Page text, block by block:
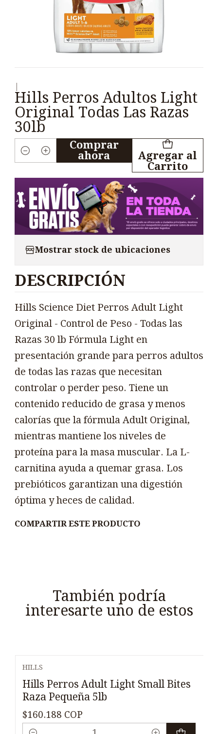
Hills Perros Adultos Light
Original Todas Las Razas
30lb
Cantidad
Agregar al
Carrito
Comprar
ahora
Mostrar stock de ubicaciones
DESCRIPCIÓN
Hills Science Diet Perros Adult Light
Original - Control de Peso - Todas las
Razas 30 lb Fórmula Light en
presentación grande para perros adultos
de todas las razas que necesitan
controlar o perder peso. Tiene un
contenido reducido de grasa y menos
calorías que la fórmula Adult Original,
mientras mantiene los niveles de
proteína para la masa muscular. La L-
carnitina ayuda a quemar grasa. Los
prebióticos garantizan una digestión
óptima y heces de calidad.
COMPARTIR ESTE PRODUCTO
También podría
interesarte uno de estos
HILLS
Hills Perros Adult Light Small Bites
Raza Pequeña 5lb
$160.188 COP